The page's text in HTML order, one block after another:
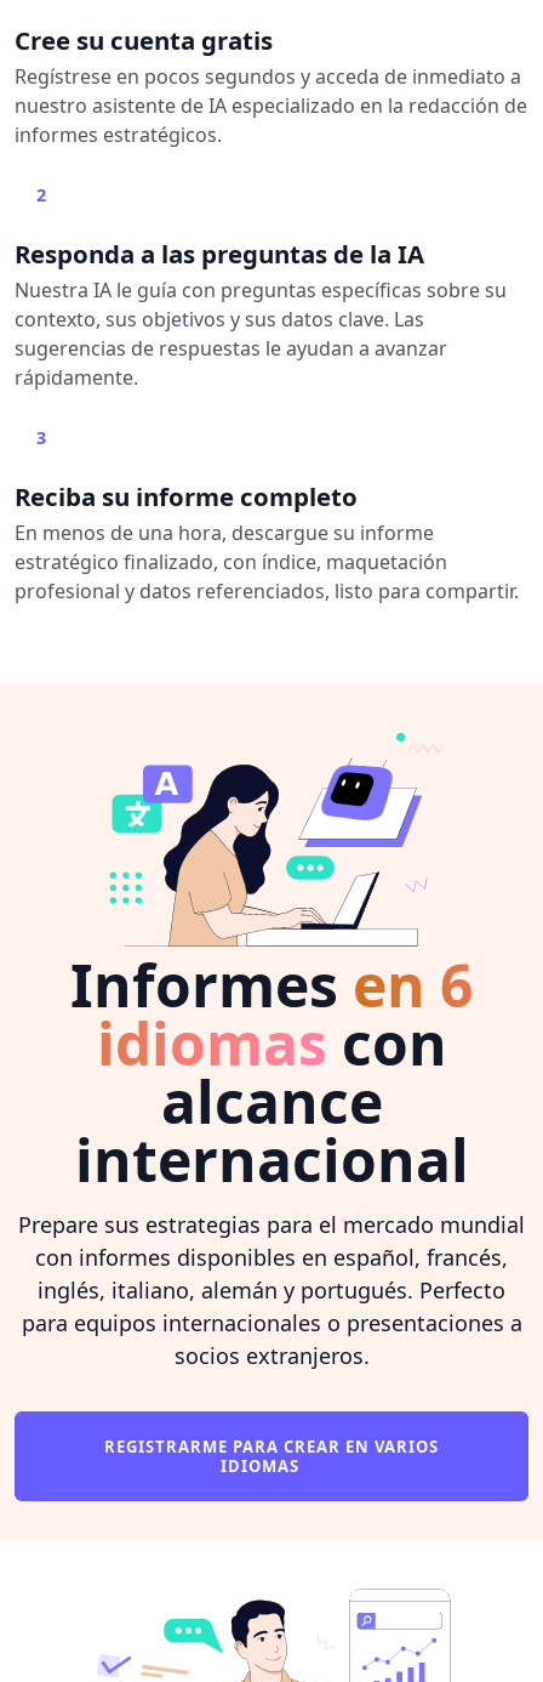
Cree su cuenta gratis
Regístrese en pocos segundos y acceda de inmediato a
nuestro asistente de IA especializado en la redacción de
informes estratégicos.
2
Responda a las preguntas de la IA
Nuestra IA le guía con preguntas específicas sobre su
contexto, sus objetivos y sus datos clave. Las
sugerencias de respuestas le ayudan a avanzar
rápidamente.
3
Reciba su informe completo
En menos de una hora, descargue su informe
estratégico finalizado, con índice, maquetación
profesional y datos referenciados, listo para compartir.
Informes en 6
idiomas con
alcance
internacional
Prepare sus estrategias para el mercado mundial
con informes disponibles en español, francés,
inglés, italiano, alemán y portugués. Perfecto
para equipos internacionales o presentaciones a
socios extranjeros.
REGISTRARME PARA CREAR EN VARIOS
IDIOMAS